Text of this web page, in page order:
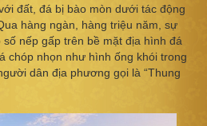
đất, đá bị bào mòn dưới tác động
hàng ngàn, hàng triệu năm, sự
nếp gấp trên bề mặt địa hình đá
chóp nhọn như hình ống khói trong
dân địa phương gọi là “Thung